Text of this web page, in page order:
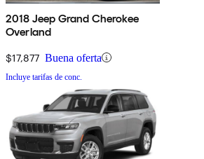
2018 Jeep Grand Cherokee
Overland
$17,877 Buena oferta
Incluye tarifas de conc.